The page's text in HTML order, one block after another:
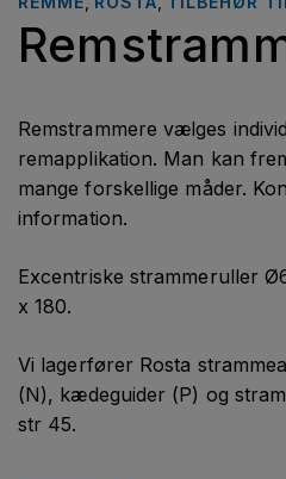
Remstrammere vælges
remapplikation. Man kan
mange forskellige måder.
information.
Excentriske strammeruller
x 180.
Vi lagerfører Rosta
(N), kædeguider (P) og
str 45.